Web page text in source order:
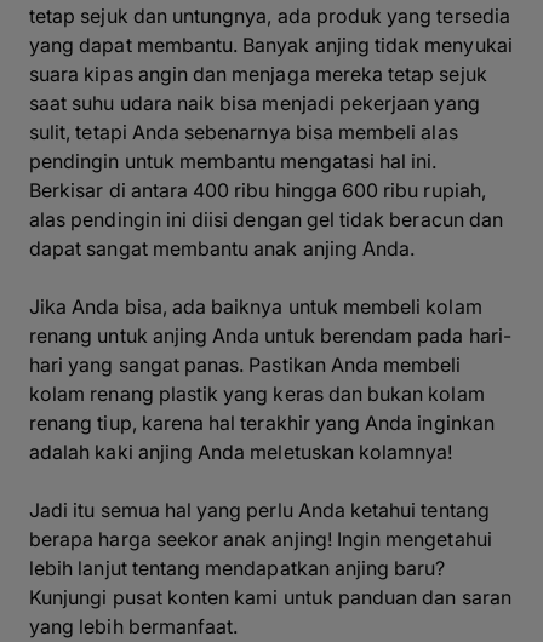
tetap sejuk dan untungnya, ada produk yang tersedia
yang dapat membantu. Banyak anjing tidak menyukai
suara kipas angin dan menjaga mereka tetap sejuk
saat suhu udara naik bisa menjadi pekerjaan yang
sulit, tetapi Anda sebenarnya bisa membeli alas
pendingin untuk membantu mengatasi hal ini.
Berkisar di antara 400 ribu hingga 600 ribu rupiah,
alas pendingin ini diisi dengan gel tidak beracun dan
dapat sangat membantu anak anjing Anda.
Jika Anda bisa, ada baiknya untuk membeli kolam
renang untuk anjing Anda untuk berendam pada hari-
hari yang sangat panas. Pastikan Anda membeli
kolam renang plastik yang keras dan bukan kolam
renang tiup, karena hal terakhir yang Anda inginkan
adalah kaki anjing Anda meletuskan kolamnya!
Jadi itu semua hal yang perlu Anda ketahui tentang
berapa harga seekor anak anjing! Ingin mengetahui
lebih lanjut tentang mendapatkan anjing baru?
Kunjungi pusat konten kami untuk panduan dan saran
yang lebih bermanfaat.